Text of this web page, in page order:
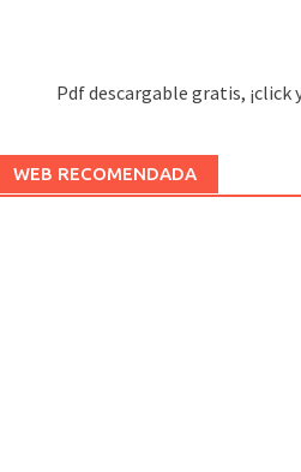
Pdf descargable gratis, ¡click
WEB RECOMENDADA